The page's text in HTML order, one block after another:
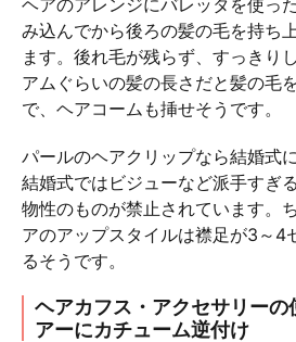
み込んでから後ろの髪の毛を持ち
ます。後れ毛が残らず、すっきり
アムぐらいの髪の長さだと髪の毛
で、ヘアコームも挿せそうです。
パールのヘアクリップなら結婚式
結婚式ではビジューなど派手すぎ
物性のものが禁止されています。
アのアップスタイルは襟足が3～4
るそうです。
ヘアカフス・アクセサリー
アーにカチューム逆付け